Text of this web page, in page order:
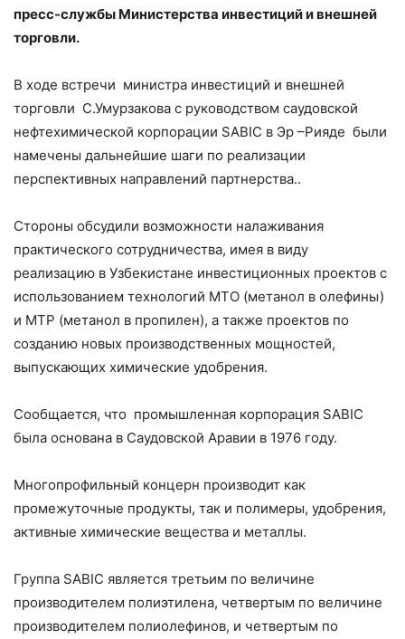
пресс-службы Министерства инвестиций и внешней
торговли.
В ходе встречи министра инвестиций и внешней
торговли С.Умурзакова с руководством саудовской
нефтехимической корпорации SABIC в Эр –Рияде были
намечены дальнейшие шаги по реализации
перспективных направлений партнерства..
Стороны обсудили возможности налаживания
практического сотрудничества, имея в виду
реализацию в Узбекистане инвестиционных проектов с
использованием технологий МТО (метанол в олефины)
и МТР (метанол в пропилен), а также проектов по
созданию новых производственных мощностей,
выпускающих химические удобрения.
Сообщается, что промышленная корпорация SABIC
была основана в Саудовской Аравии в 1976 году.
Многопрофильный концерн производит как
промежуточные продукты, так и полимеры, удобрения,
активные химические вещества и металлы.
Группа SABIC является третьим по величине
производителем полиэтилена, четвертым по величине
производителем полиолефинов, и четвертым по